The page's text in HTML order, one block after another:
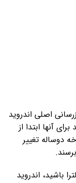
اصلی اندروید
آنها ابتدا از
دوساله تغییر
کاربر گلکسی نوت 20 یا نوت 20 اولترا باشید، اندروید